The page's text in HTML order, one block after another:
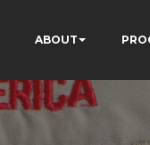
ABOUT